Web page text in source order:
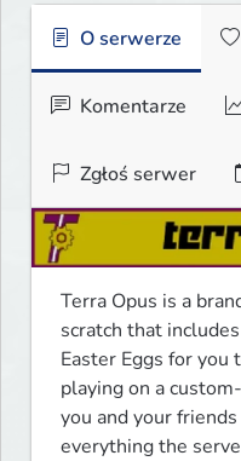
O serwerze
Komentarze
Zgłoś serwer
Terra Opus is a
scratch that
Easter Eggs for you
playing on a
you and your
everything the